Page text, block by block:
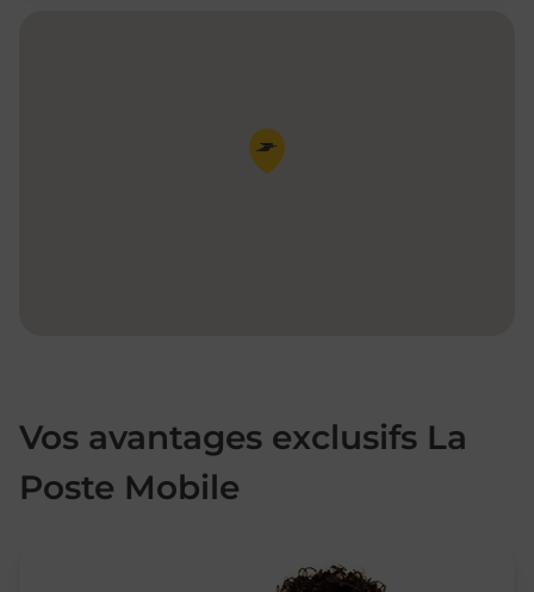
Pin de la carte
Vos avantages exclusifs La
Poste Mobile